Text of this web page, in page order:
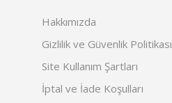
Hakkımızda
Gizlilik ve Güvenlik Politikası
Site Kullanım Şartları
İptal ve İade Koşulları